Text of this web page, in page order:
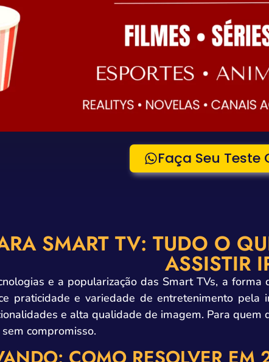
Faça Seu Teste
SMART TV: TUDO O
ASSISTIR
e a popularização das Smart TVs, a
praticidade e variedade de entretenimento
e alta qualidade de imagem. Para
compromisso.